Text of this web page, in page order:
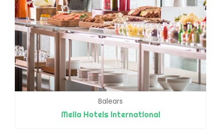
Balears
Melia Hotels International